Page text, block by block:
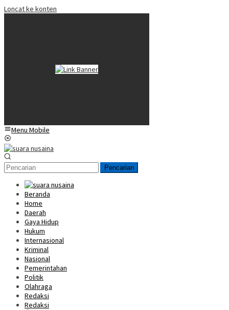
Loncat ke konten
Menu Mobile
Pencarian
Beranda
Home
Daerah
Gaya Hidup
Hukum
Internasional
Kriminal
Nasional
Pemerintahan
Politik
Olahraga
Redaksi
Redaksi